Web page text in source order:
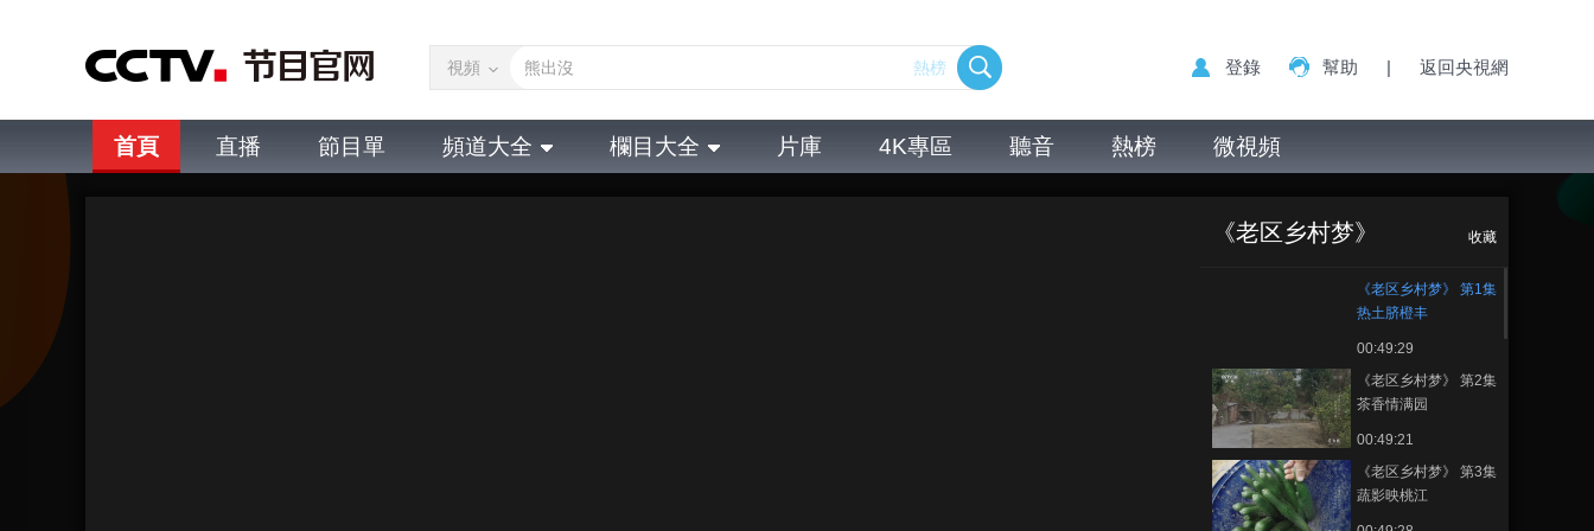
視頻 熱榜 登錄 幫助 | 返回央視網
首頁 直播 節目單 頻道大全 欄目大全 片庫 4K專區 聽音 熱榜 微視頻
《老区乡村梦》 收藏
《老区乡村梦》 第1集
热土脐橙丰
00:49:29
《老区乡村梦》 第2集
茶香情满园
00:49:21
《老区乡村梦》 第3集
蔬影映桃江